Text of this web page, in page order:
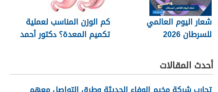
شعار اليوم العالمي
للسرطان 2026
كم الوزن المناسب لعملية
تكميم المعدة؟ دكتور أحمد
أحدث المقالات